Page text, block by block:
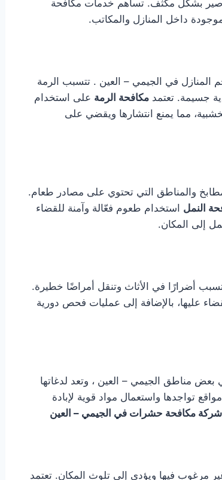
بشكل مكثف. تساهم خدمات مكافحة
داخل المنازل والمكاتب.
المنازل في الجيمي – العين . تتسبب الرمة
جسيمة. تعتمدمكافحة الرمة على استخدام
مما يمنع انتشارها ويقضي على
والمناطق التي تحتوي على مصادر طعام.
النمل استخدام طعوم فعّالة وآمنة للقضاء
إلى المكان.
أضرارًا في الأثاث وتنقل أمراضًا خطيرة.
عليها، بالإضافة إلى عمليات فحص دورية
مناطق الجيمي – العين ، وتعد لدغاتها
تواجدها واستعمال مواد قوية لإبادة
شركة مكافحة حشرات في الجيمي – العين
مرغوب فيها ويؤدي إلى تلوث المكان. تعتمد